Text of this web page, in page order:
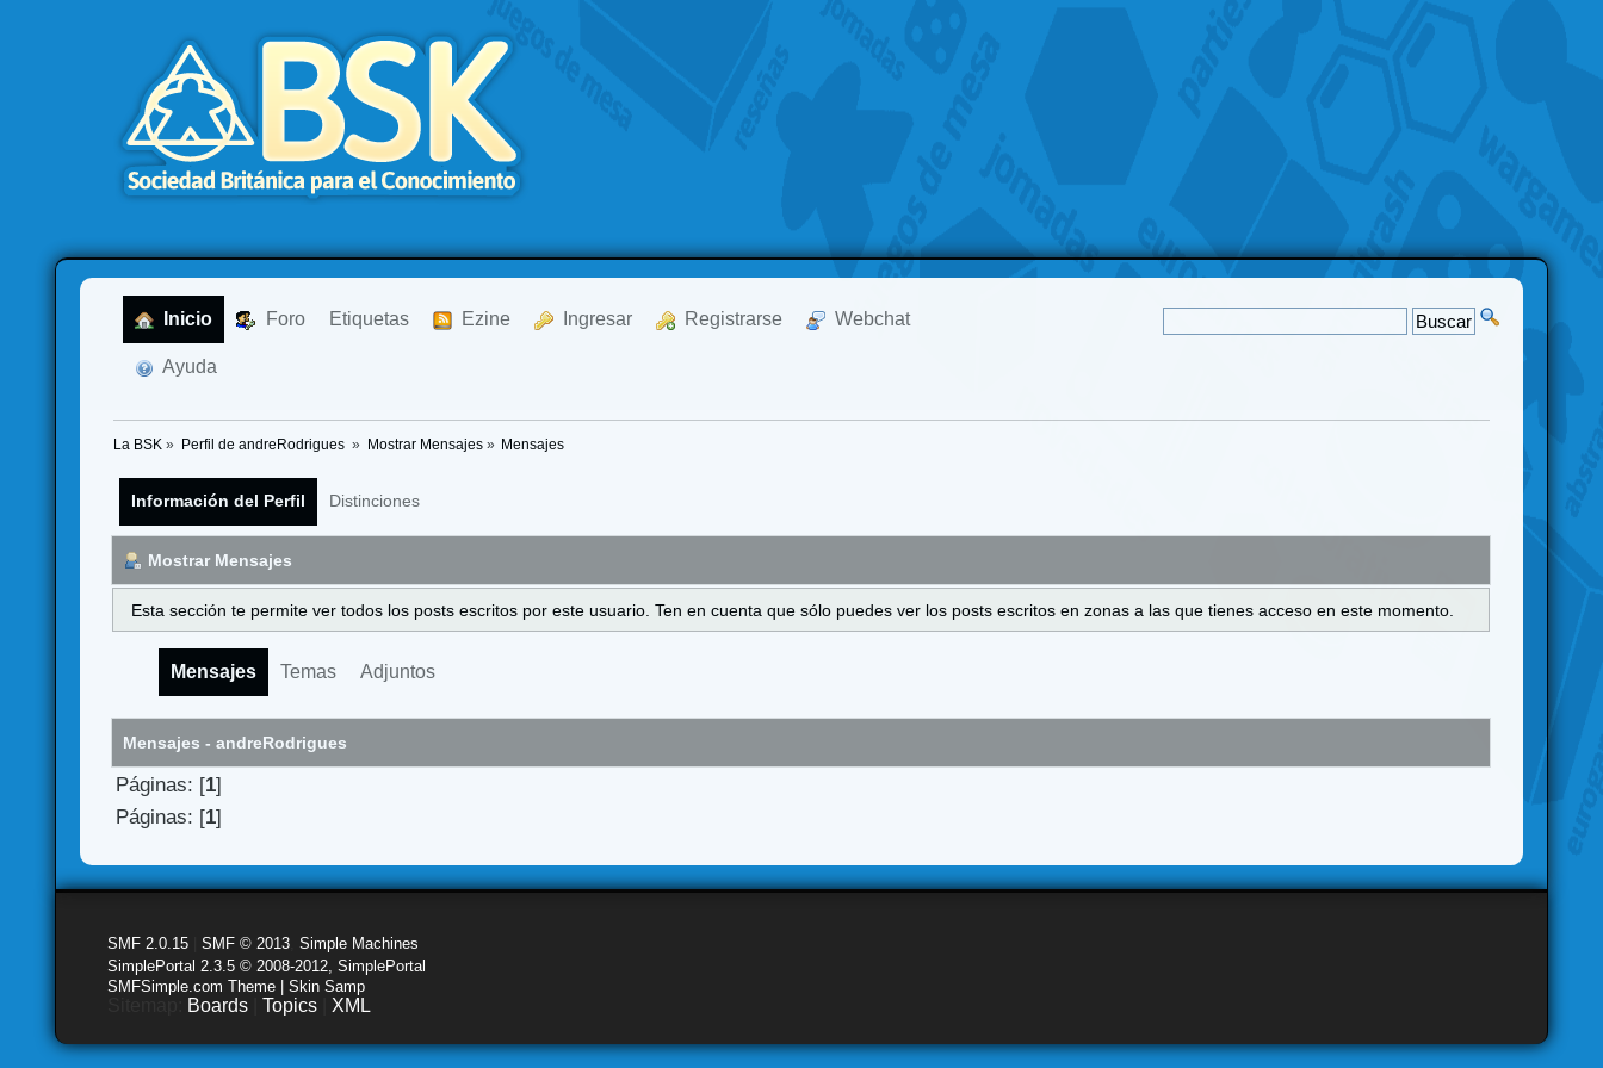
Inicio Foro Etiquetas Ezine Ingresar Registrarse Webchat
Ayuda
La BSK » Perfil de andreRodrigues » Mostrar Mensajes» Mensajes
Información del Perfil Distinciones
Mostrar Mensajes
Esta sección te permite ver todos los posts escritos por este usuario. Ten en cuenta que sólo puedes ver los posts escritos en zonas a las que tienes acceso en este momento.
Mensajes Temas Adjuntos
Mensajes - andreRodrigues
Páginas: [1]
Páginas: [1]
SMF 2.0.15 |SMF © 2013 ,Simple Machines
SimplePortal 2.3.5 © 2008-2012, SimplePortal
SMFSimple.com Theme | Skin Samp
Boards |Topics XML